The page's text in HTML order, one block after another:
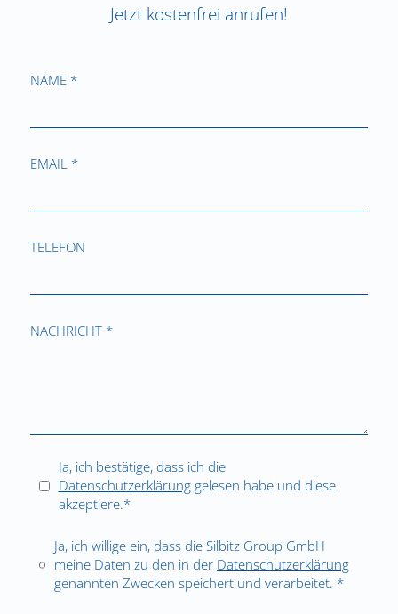
Jetzt kostenfrei anrufen!
NAME *
EMAIL *
TELEFON
NACHRICHT *
Ja, ich bestätige, dass ich die
Datenschutzerklärunggelesen habe und diese
akzeptiere.*
Ja, ich willige ein, dass die Silbitz Group GmbH
meine Daten zu den in der Datenschutzerklärung
genannten Zwecken speichert und verarbeitet. *